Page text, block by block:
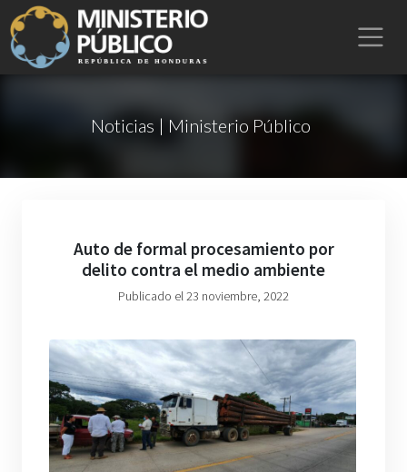
Noticias | Ministerio Público
Auto de formal procesamiento por
delito contra el medio ambiente
Publicado el 23 noviembre, 2022